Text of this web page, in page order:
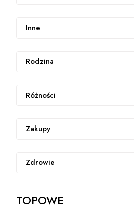
Inne
Rodzina
Różności
Zakupy
Zdrowie
TOPOWE